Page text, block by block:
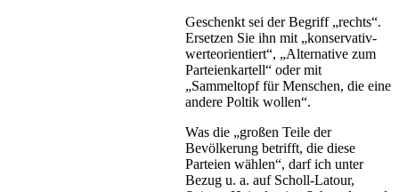
Geschenkt sei der Begriff „rechts“.
Ersetzen Sie ihn mit „konservativ-
werteorientiert“, „Alternative zum
Parteienkartell“ oder mit
„Sammeltopf für Menschen, die eine
andere Poltik wollen“.
Was die „großen Teile der
Bevölkerung betrifft, die diese
Parteien wählen“, darf ich unter
Bezug u. a. auf Scholl-Latour,